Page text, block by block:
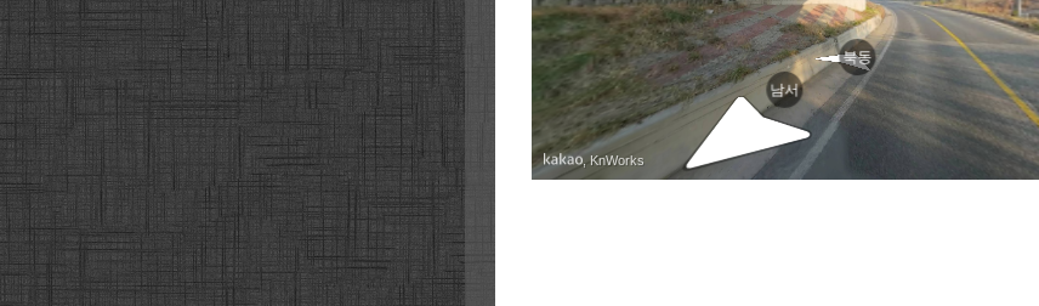
남서
북동
, KnWorks